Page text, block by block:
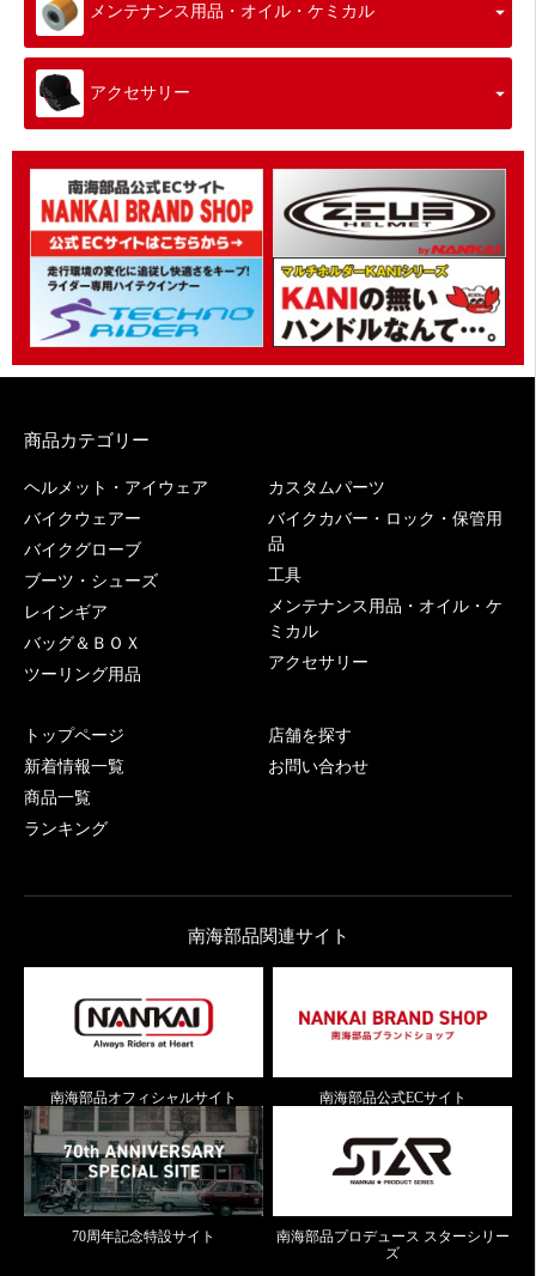
メンテナンス用品・オイル・ケミカル
アクセサリー
商品カテゴリー
ヘルメット・アイウェア
バイクウェアー
バイクグローブ
ブーツ・シューズ
レインギア
バッグ＆ＢＯＸ
ツーリング用品
カスタムパーツ
バイクカバー・ロック・保管用
品
工具
メンテナンス用品・オイル・ケ
ミカル
アクセサリー
トップページ
新着情報一覧
商品一覧
ランキング
店舗を探す
お問い合わせ
南海部品関連サイト
南海部品オフィシャルサイト 南海部品公式ECサイト
70周年記念特設サイト
南海部品プロデュース スターシリー
ズ